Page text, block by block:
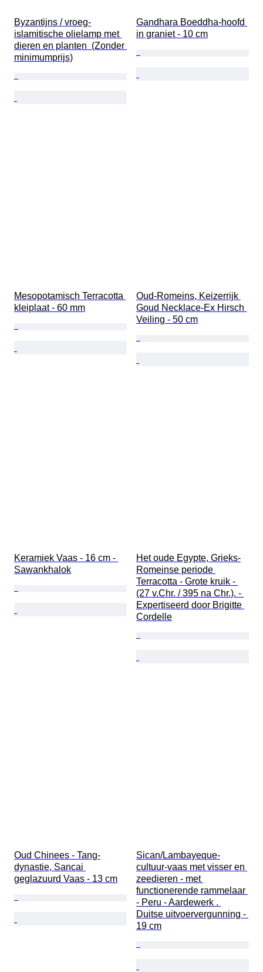
Byzantijns / vroeg-
islamitische olielamp met
dieren en planten  (Zonder
minimumprijs)
Gandhara Boeddha-hoofd
in graniet - 10 cm
Mesopotamisch Terracotta
kleiplaat - 60 mm
Oud-Romeins, Keizerrijk
Goud Necklace-Ex Hirsch
Veiling - 50 cm
Keramiek Vaas - 16 cm -
Sawankhalok
Het oude Egypte, Grieks-
Romeinse periode
Terracotta - Grote kruik -
(27 v.Chr. / 395 na Chr.). -
Expertiseerd door Brigitte
Cordelle
Oud Chinees - Tang-
dynastie, Sancai
geglazuurd Vaas - 13 cm
Sican/Lambayeque-
cultuur-vaas met visser en
zeedieren - met
functionerende rammelaar
- Peru - Aardewerk .
Duitse uitvoervergunning -
19 cm